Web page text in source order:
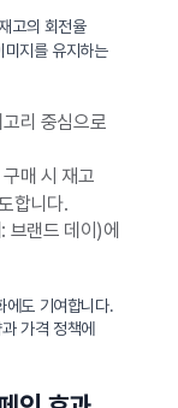
고의 회전율
미지를 유지하는
리 중심으로
매 시 재고
합니다.
브랜드 데이)에
에도 기여합니다.
가격 정책에